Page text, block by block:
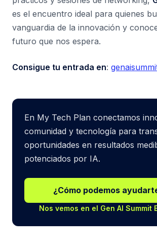
es el encuentro ideal para quienes
vanguardia de la innovación y
futuro que nos espera.
Consigue tu entrada en:
En My Tech Plan conectamos
comunidad y tecnología para
oportunidades en resultados
potenciados por IA.
¿Cómo podemos
Nos vemos en el Gen AI Summit